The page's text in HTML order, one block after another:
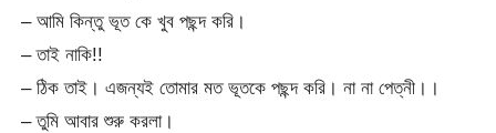
– আমি কিন্তু ভূত কে খুব পছন্দ করি।
– তাই নাকি!!
– ঠিক তাই। এজন্যই তোমার মত ভূতকে পছন্দ করি। না না পেত্নী।।
– তুমি আবার শুরু করলা।